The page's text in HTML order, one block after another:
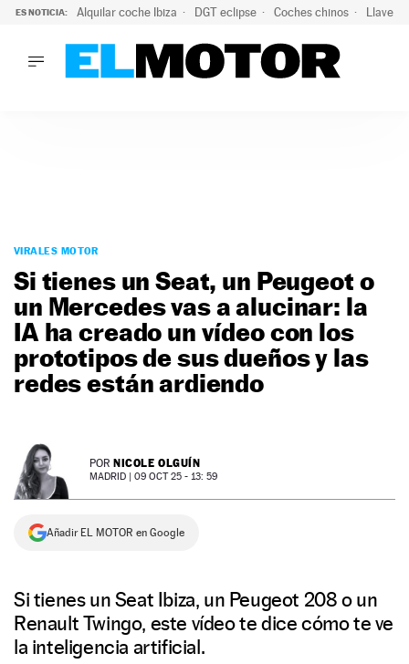
ES NOTICIA: Alquilar coche Ibiza DGT eclipse Coches chinos Llaves
PODCAST
MOTOS
TECNOLOGÍA
SUPERCOCHES
PREMIOS
SERVICIOS
SÍGUENOS
VIRALES MOTOR
Si tienes un Seat, un Peugeot o
un Mercedes vas a alucinar: la
IA ha creado un vídeo con los
prototipos de sus dueños y las
redes están ardiendo
POR NICOLE OLGUÍN
MADRID | 09 OCT 25 - 13: 59
Añadir EL MOTOR en Google
Si tienes un Seat Ibiza, un Peugeot 208 o un
Renault Twingo, este vídeo te dice cómo te ve
la inteligencia artificial.